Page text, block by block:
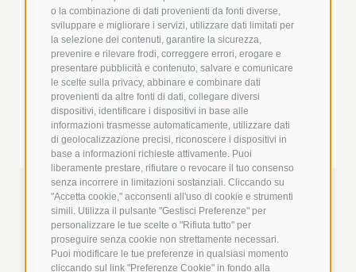
o la combinazione di dati provenienti da fonti diverse,
sviluppare e migliorare i servizi, utilizzare dati limitati per
la selezione dei contenuti, garantire la sicurezza,
prevenire e rilevare frodi, correggere errori, erogare e
presentare pubblicità e contenuto, salvare e comunicare
le scelte sulla privacy, abbinare e combinare dati
provenienti da altre fonti di dati, collegare diversi
dispositivi, identificare i dispositivi in base alle
informazioni trasmesse automaticamente, utilizzare dati
di geolocalizzazione precisi, riconoscere i dispositivi in
base a informazioni richieste attivamente. Puoi
liberamente prestare, rifiutare o revocare il tuo consenso
senza incorrere in limitazioni sostanziali. Cliccando su
"Accetta cookie," acconsenti all'uso di cookie e strumenti
simili. Utilizza il pulsante "Gestisci Preferenze" per
personalizzare le tue scelte o "Rifiuta tutto" per
proseguire senza cookie non strettamente necessari.
Puoi modificare le tue preferenze in qualsiasi momento
cliccando sul link "Preferenze Cookie" in fondo alla
+
+